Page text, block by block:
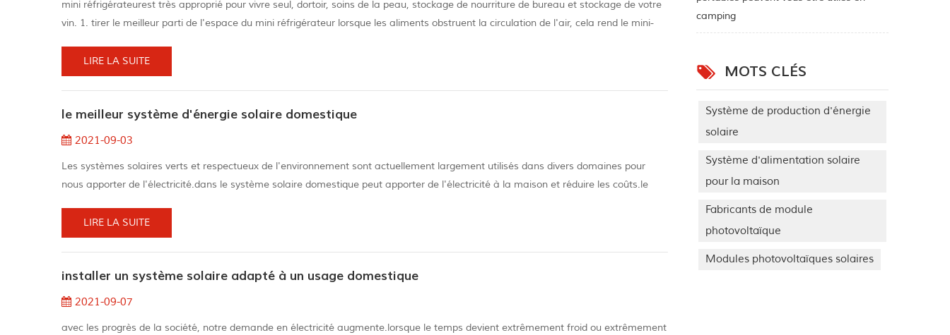
mini réfrigérateurest très approprié pour vivre seul, dortoir, soins de la peau, stockage de nourriture de bureau et stockage de votre
vin. 1. tirer le meilleur parti de l'espace du mini réfrigérateur lorsque les aliments obstruent la circulation de l'air, cela rend le mini-
LIRE LA SUITE
le meilleur système d'énergie solaire domestique
2021-09-03
Les systèmes solaires verts et respectueux de l'environnement sont actuellement largement utilisés dans divers domaines pour
nous apporter de l'électricité.dans le système solaire domestique peut apporter de l'électricité à la maison et réduire les coûts.le
l'obscuri...
LIRE LA SUITE
installer un système solaire adapté à un usage domestique
2021-09-07
avec les progrès de la société, notre demande en électricité augmente.lorsque le temps devient extrêmement froid ou extrêmement
camping
MOTS CLÉS
Système de production d'énergie
solaire
Système d'alimentation solaire
pour la maison
Fabricants de module
photovoltaïque
Modules photovoltaïques solaires